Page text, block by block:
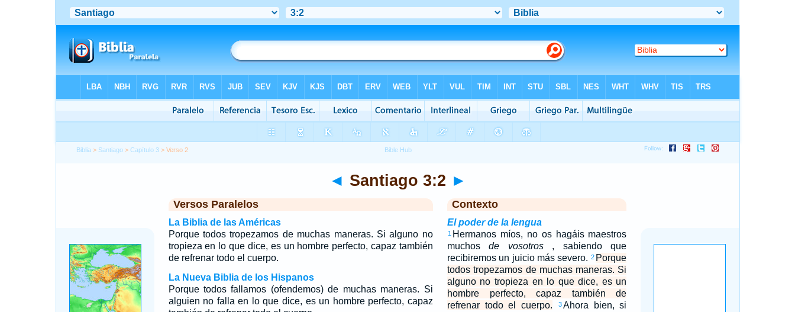
Biblia > Santiago >Capítulo 3 > Verso 2
◄ Santiago 3:2 ►
Versos Paralelos
La Biblia de las Américas
Porque todos tropezamos de muchas maneras. Si alguno no
tropieza en lo que dice, es un hombre perfecto, capaz también
de refrenar todo el cuerpo.
La Nueva Biblia de los Hispanos
Porque todos fallamos (ofendemos) de muchas maneras. Si
alguien no falla en lo que dice, es un hombre perfecto, capaz
Contexto
El poder de la lengua
1 Hermanos míos, no os hagáis maestros
muchosde vosotros, sabiendo que
recibiremos un juicio más severo. 2 Porque
todos tropezamos de muchas maneras. Si
alguno no tropieza en lo que dice, es un
hombre perfecto, capaz también de
refrenar todo el cuerpo.
3Ahora bien, si